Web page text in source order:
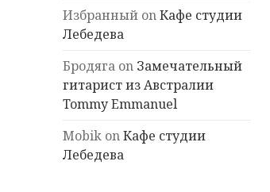
Избранный onКафе студии
Лебедева
Бродяга on Замечательный
гитарист из Австралии
Tommy Emmanuel
Mobik onКафе студии
Лебедева